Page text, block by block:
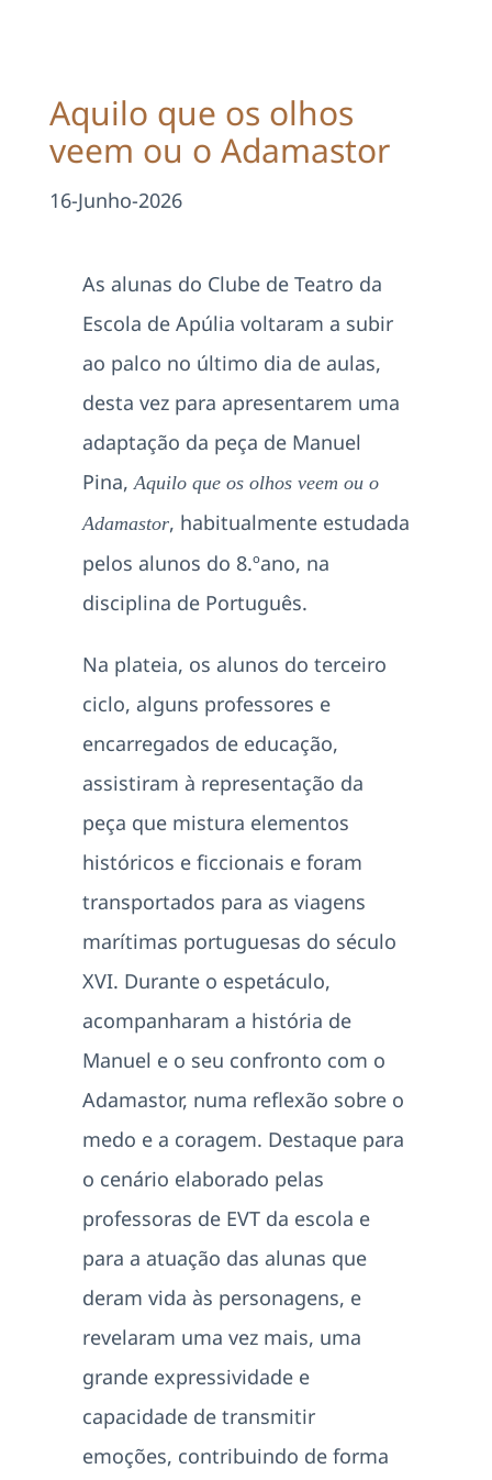
Área Reservada
Pesquisar
Aquilo que os olhos
veem ou o Adamastor
16-Junho-2026
As alunas do Clube de Teatro da
Escola de Apúlia voltaram a subir
ao palco no último dia de aulas,
desta vez para apresentarem uma
adaptação da peça de Manuel
Pina, Aquilo que os olhos veem ou o
Adamastor, habitualmente estudada
pelos alunos do 8.ºano, na
disciplina de Português.
Na plateia, os alunos do terceiro
ciclo, alguns professores e
encarregados de educação,
assistiram à representação da
peça que mistura elementos
históricos e ficcionais e foram
transportados para as viagens
marítimas portuguesas do século
XVI. Durante o espetáculo,
acompanharam a história de
Manuel e o seu confronto com o
Adamastor, numa reflexão sobre o
medo e a coragem. Destaque para
o cenário elaborado pelas
professoras de EVT da escola e
para a atuação das alunas que
deram vida às personagens, e
revelaram uma vez mais, uma
grande expressividade e
capacidade de transmitir
emoções, contribuindo de forma